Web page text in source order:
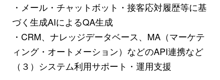
・メール・チャットボット・接客応対履歴等に基
づく生成AIによるQA生成
・CRM、ナレッジデータベース、MA（マーケテ
ィング・オートメーション）などのAPI連携など
（３）システム利用サポート・運用支援